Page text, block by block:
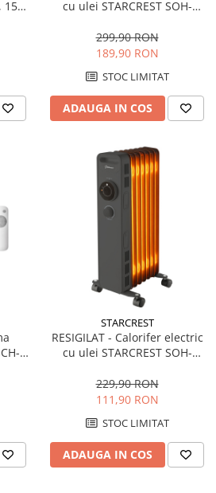
cu ulei STARCREST SOH-
Temporizator, 3 trepte de
putere, Termostat digital,
Siguranta anti cadere, Negru
299,90 RON
189,90 RON
STOC LIMITAT
ADAUGA IN COS
STARCREST
RESIGILAT - Calorifer electric
cu ulei STARCREST SOH-
trepte de putere, Termostat
mecanic, Protectie
cadere, Negru
229,90 RON
111,90 RON
STOC LIMITAT
ADAUGA IN COS